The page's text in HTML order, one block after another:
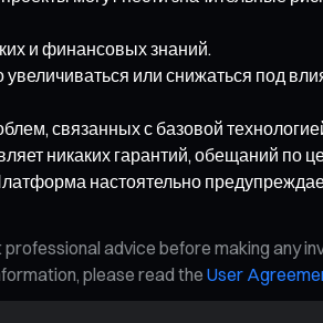
и финансовых знаний.
или снижаться под
связанных с базовой
никаких гарантий, обещаний по
настоятельно
advice before making any
please read the User